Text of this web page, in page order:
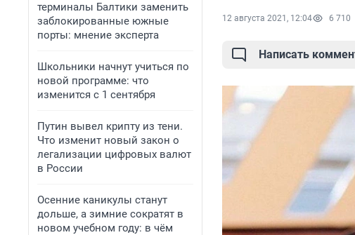
терминалы Балтики заменить
заблокированные южные
порты: мнение эксперта
Школьники начнут учиться по
новой программе: что
изменится с 1 сентября
Путин вывел крипту из тени.
Что изменит новый закон о
легализации цифровых валют
в России
Осенние каникулы станут
дольше, а зимние сократят в
новом учебном году: в чём
12 августа 2021, 12:04 6 710
Написать